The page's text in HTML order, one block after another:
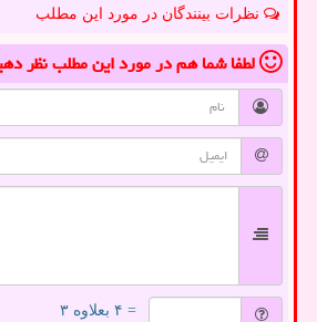
نظرات بینندگان در مورد این مطلب
لطفا شما همدر مورد این مطلبنظر
= ۴ بعلاوه ۳